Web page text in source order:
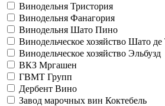
Винодельня Тристория
Винодельня Фанагория
Винодельня Шато Пино
Винодельческое хозяйство Шато
Винодельческое хозяйство Эльбузд
ВКЗ Мргашен
ГВМТ Групп
Дербент Вино
Завод марочных вин Коктебель